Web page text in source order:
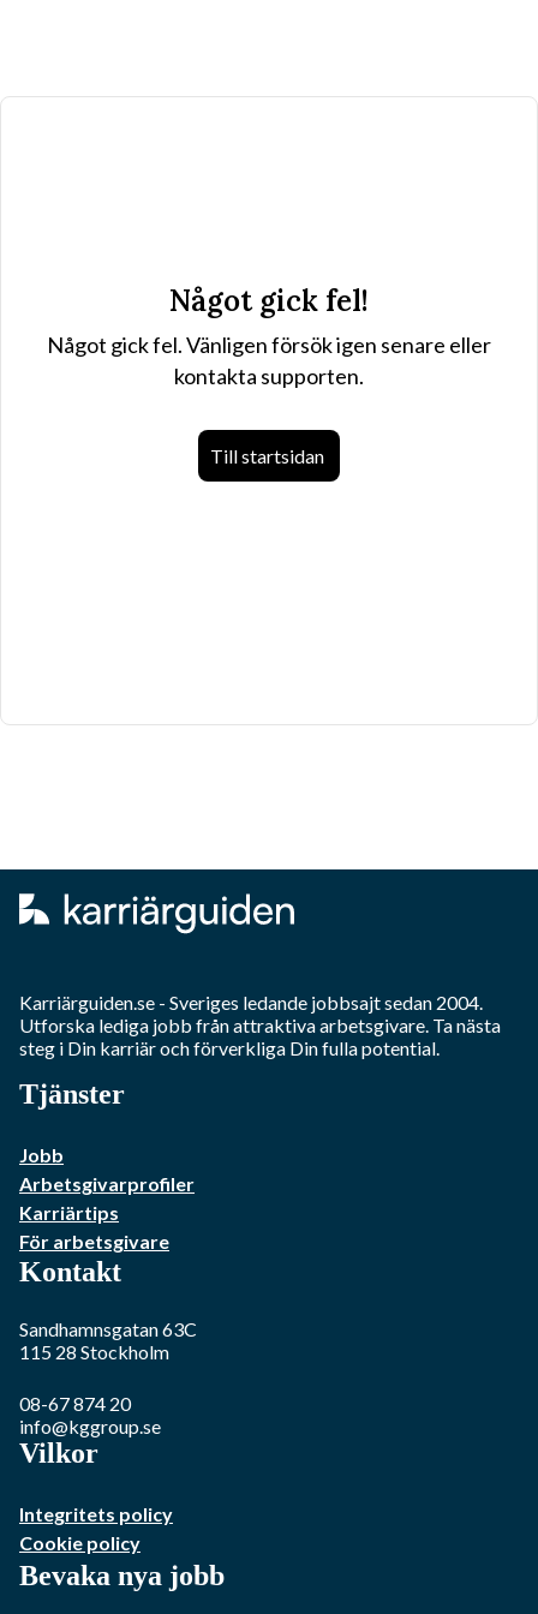
Något gick fel!
Något gick fel. Vänligen försök igen senare eller
kontakta supporten.
Till startsidan
Karriärguiden.se - Sveriges ledande jobbsajt sedan 2004.
Utforska lediga jobb från attraktiva arbetsgivare. Ta nästa
steg i Din karriär och förverkliga Din fulla potential.
Tjänster
Jobb
Arbetsgivarprofiler
Karriärtips
För arbetsgivare
Kontakt
Sandhamnsgatan 63C
115 28 Stockholm
08-67 874 20
info@kggroup.se
Vilkor
Integritets policy
Cookie policy
Bevaka nya jobb